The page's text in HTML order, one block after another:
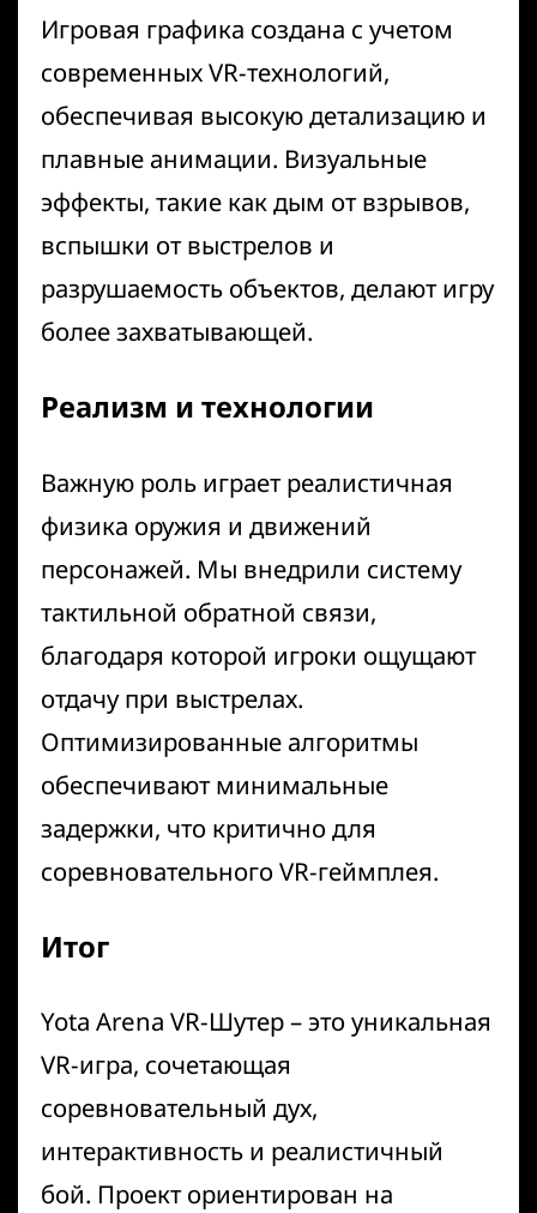
Игровая графика создана с учетом
современных VR-технологий,
обеспечивая высокую детализацию и
плавные анимации. Визуальные
эффекты, такие как дым от взрывов,
вспышки от выстрелов и
разрушаемость объектов, делают игру
более захватывающей.
Реализм и технологии
Важную роль играет реалистичная
физика оружия и движений
персонажей. Мы внедрили систему
тактильной обратной связи,
благодаря которой игроки ощущают
отдачу при выстрелах.
Оптимизированные алгоритмы
обеспечивают минимальные
задержки, что критично для
соревновательного VR-геймплея.
Итог
Yota Arena VR-Шутер – это уникальная
VR-игра, сочетающая
соревновательный дух,
интерактивность и реалистичный
бой. Проект ориентирован на